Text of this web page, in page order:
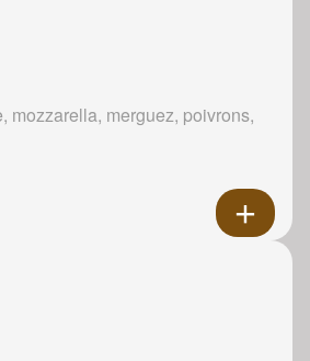
mozzarella, merguez, poivrons,